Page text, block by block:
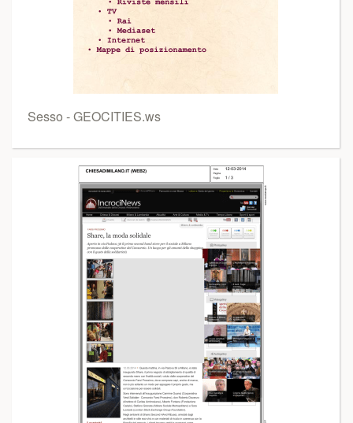
Sesso - GEOCITIES.ws